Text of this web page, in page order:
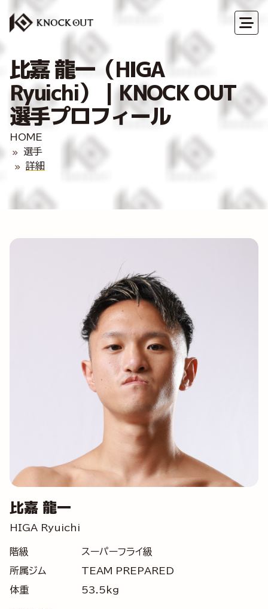
比嘉 龍一（HIGA
Ryuichi）｜KNOCK OUT
選手プロフィール
HOME
選手
詳細
比嘉 龍一
HIGA Ryuichi
階級
スーパーフライ級
所属ジム
TEAM PREPARED
体重
53.5kg